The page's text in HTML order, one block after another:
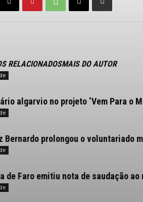
RELACIONADOSMAIS DO AUTOR
algarvio no projeto ‘Vem Para o
Bernardo prolongou o voluntariado
de Faro emitiu nota de saudação